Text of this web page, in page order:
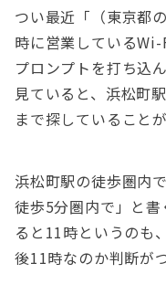
つい最近「（東京都
時に営業している
プロンプトを打ち込
見ていると、浜松町
まで探していること
浜松町駅の徒歩圏内
徒歩5分圏内で」と
ると11時というのも
後11時なのか判断が